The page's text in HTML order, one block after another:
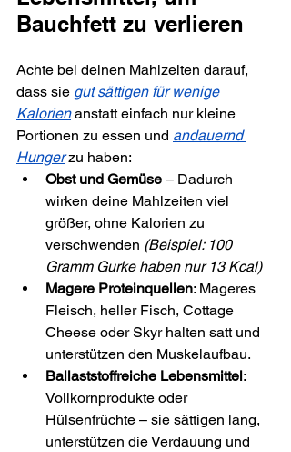
Bauchfett zu verlieren
Achte bei deinen Mahlzeiten darauf,
dass sie gut sättigen für wenige
Kalorien anstatt einfach nur kleine
Portionen zu essen und andauernd
Hunger zu haben:
Obst und Gemüse – Dadurch
wirken deine Mahlzeiten viel
größer, ohne Kalorien zu
verschwenden (Beispiel: 100
Gramm Gurke haben nur 13 Kcal)
Magere Proteinquellen: Mageres
Fleisch, heller Fisch, Cottage
Cheese oder Skyr halten satt und
unterstützen den Muskelaufbau.
Ballaststoffreiche Lebensmittel:
Vollkornprodukte oder
Hülsenfrüchte – sie sättigen lang,
unterstützen die Verdauung und